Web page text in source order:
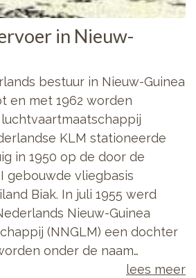
in Nieuw-
bestuur in Nieuw-Guinea
en met 1962 worden
KLM stationeerde
in 1950 op de door de
gebouwde vliegbasis
Biak. In juli 1955 werd
Nieuw-Guinea
(NNGLM) een dochter
onder de naam…
lees meer